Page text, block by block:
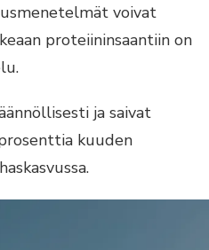
voivat
proteiininsaantiin on
ja saivat
kuuden